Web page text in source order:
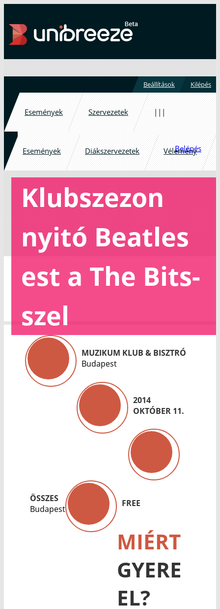
Beállítások Kilépés
Események Szervezetek |||
Események Diákszervezetek Vélemény
Belépés
Klubszezon
nyitó Beatles
est a The Bits-
szel
MUZIKUM KLUB & BISZTRÓ
Budapest
2014
OKTÓBER 11.
ÖSSZES
Budapest
FREE
MIÉRT
GYERE
EL?